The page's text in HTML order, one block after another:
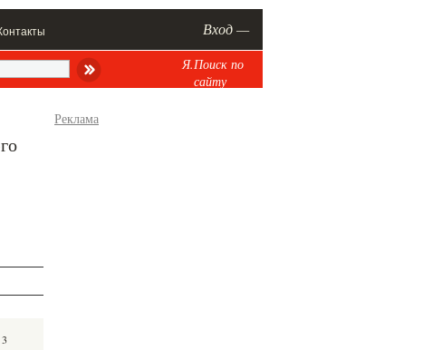
Вход —
Я.Поиск по
сайту
Реклама